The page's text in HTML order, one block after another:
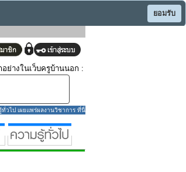
ยอมรับ
ย่างในเว็บครูบ้านนอก :
วไป เผยแพร่ผลงานวิชาการ ที่นี่